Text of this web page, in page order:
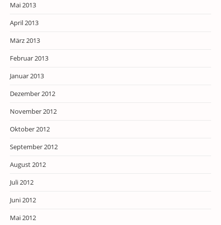
Mai 2013
April 2013
März 2013
Februar 2013
Januar 2013
Dezember 2012
November 2012
Oktober 2012
September 2012
August 2012
Juli 2012
Juni 2012
Mai 2012